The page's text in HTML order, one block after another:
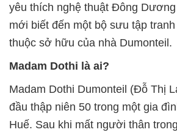
yêu thích nghệ thuật Đông
mới biết đến một bộ sưu tập
thuộc sở hữu của nhà Dumonteil.
Madam Dothi là ai?
Madam Dothi Dumonteil (Đỗ Thị
đầu thập niên 50 trong một gia
Huế. Sau khi mất người thân